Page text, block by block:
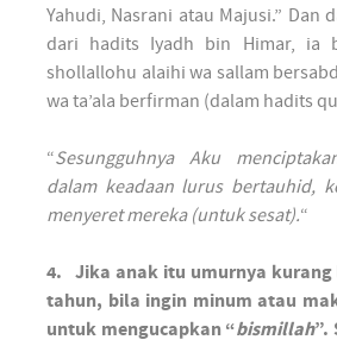
Yahudi, Nasrani atau Majusi.” Dan
dari hadits Iyadh bin Himar, ia
shollallohu alaihi wa sallam
wa ta’ala berfirman (dalam hadits
“Sesungguhnya Aku
dalam keadaan lurus bertauhid,
menyeret mereka (untuk sesat).“
4. Jika anak itu umurnya kurang
tahun, bila ingin minum atau
untuk mengucapkan “bismillah”.